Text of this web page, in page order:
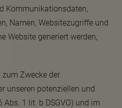
Kommunikationsdaten,
Namen, Websitezugriffe und
Website generiert werden,
Zwecke der
unseren potenziellen und
Abs. 1 lit. b DSGVO) und im